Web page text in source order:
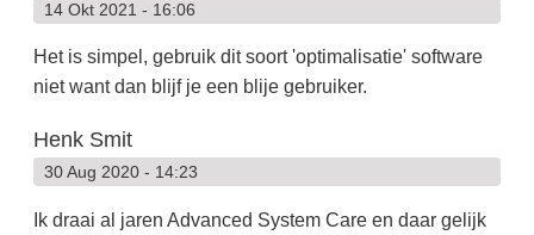
14 Okt 2021 - 16:06
Het is simpel, gebruik dit soort 'optimalisatie' software
niet want dan blijf je een blije gebruiker.
Henk Smit
30 Aug 2020 - 14:23
Ik draai al jaren Advanced System Care en daar gelijk